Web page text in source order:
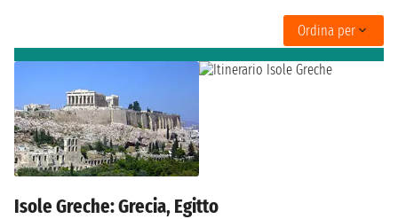
Ordina per
Isole Greche: Grecia, Egitto